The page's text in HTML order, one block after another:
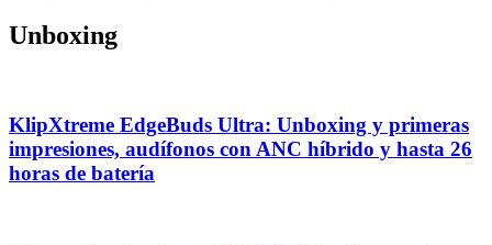
Unboxing
KlipXtreme EdgeBuds Ultra: Unboxing y primeras
impresiones, audífonos con ANC híbrido y hasta 26
horas de batería